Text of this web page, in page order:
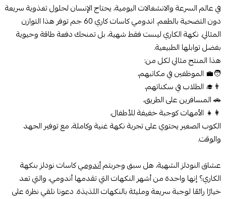
في عالم السرعة والانشغالات اليومية، يحتاج الإنسان لحلول تغذوية سريعة
دون التضحية بالطعم. اندومي كاسات كاري 60 جم توفر هذا التوازن
المثالي. نكهة الكاري ليست فقط شهية، بل تمنحك دفعة طاقة وحيوية
بفضل توابلها الطبيعية.
هذا المنتج مثالي لكل من:
🧑‍💼 الموظفين في مكاتبهم،
👨‍🎓 الطلاب في سكناتهم،
🚗 المسافرين على الطريق،
👩‍👧 الأمهات كوجبة خفيفة للأطفال.
الكوب الصغير يحتوي على تجربة نكهة غنية وكاملة، مع توفير الجهد
والوقت.
عشاق النودلز الشهية، هل سبق وجربتمأندوميكاسات نودلز بنكهة
الكاري؟ إنها واحدة من أشهر النكهات التي تقدمها أندومي، والتي تعد
خيارًا رائعًا لوجبة سريعة ومليئة بالنكهات اللذيذة. دعونا نلقي نظرة على